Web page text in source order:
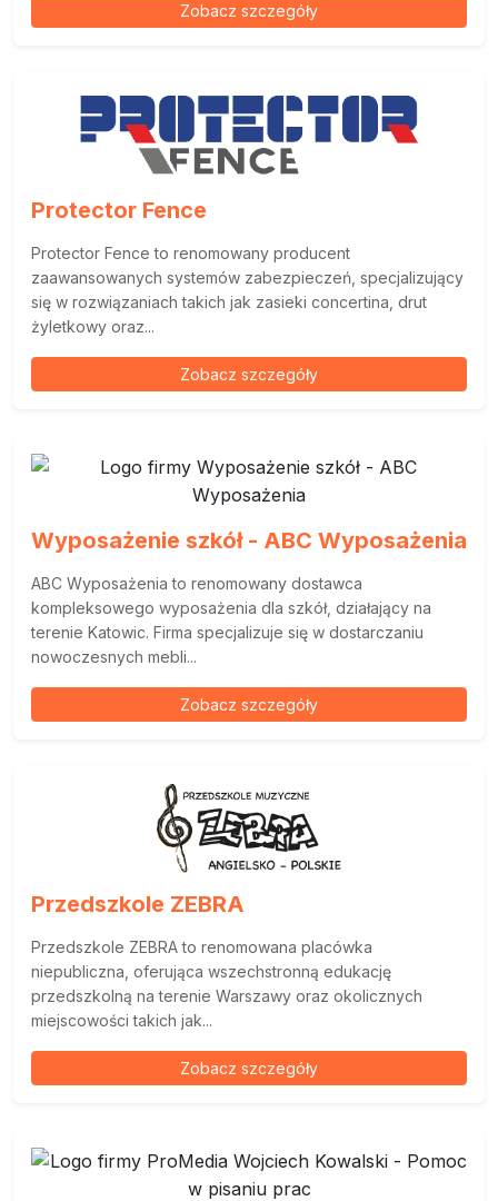
Zobacz szczegóły
Protector Fence
Protector Fence to renomowany producent
zaawansowanych systemów zabezpieczeń, specjalizujący
się w rozwiązaniach takich jak zasieki concertina, drut
żyletkowy oraz...
Zobacz szczegóły
Wyposażenie szkół - ABC Wyposażenia
ABC Wyposażenia to renomowany dostawca
kompleksowego wyposażenia dla szkół, działający na
terenie Katowic. Firma specjalizuje się w dostarczaniu
nowoczesnych mebli...
Zobacz szczegóły
Przedszkole ZEBRA
Przedszkole ZEBRA to renomowana placówka
niepubliczna, oferująca wszechstronną edukację
przedszkolną na terenie Warszawy oraz okolicznych
miejscowości takich jak...
Zobacz szczegóły